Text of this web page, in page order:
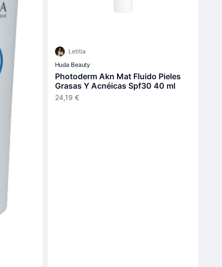
Letitia
Huda Beauty
Photoderm Akn Mat Fluido Pieles
Grasas Y Acnéicas Spf30 40 ml
24,19 €